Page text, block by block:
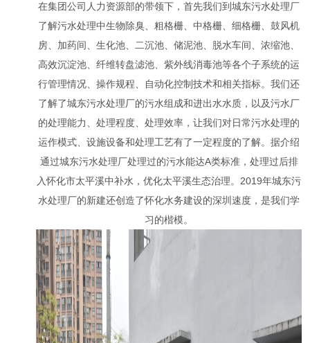
在集团公司人力资源部的带领下，首先我们到城东污水处理厂
了解污水处理中生物除臭、粗格栅、中格栅、细格栅、鼓风机
房、加药间、生化池、二沉池、储泥池、脱水车间、浓缩池、
高效沉淀池、纤维转盘滤池、紫外线消毒池等各个子系统的运
行管理情况、操作规程、自动化控制技术和相关指标。我们还
了解了城东污水处理厂的污水组成和进出水水质，以及污水厂
的处理能力、处理程度、处理效率，让我们对日常污水处理的
运作模式、设施设备和处理工艺有了一定程度的了解。据介绍
通过城东污水处理厂处理过的污水能达A类标准，处理过后排
入怀化市太平溪中补水，优化太平溪生态治理。2019年城东污
水处理厂的新建还创造了怀化水务建设的深圳速度，是我们学
习的楷模。